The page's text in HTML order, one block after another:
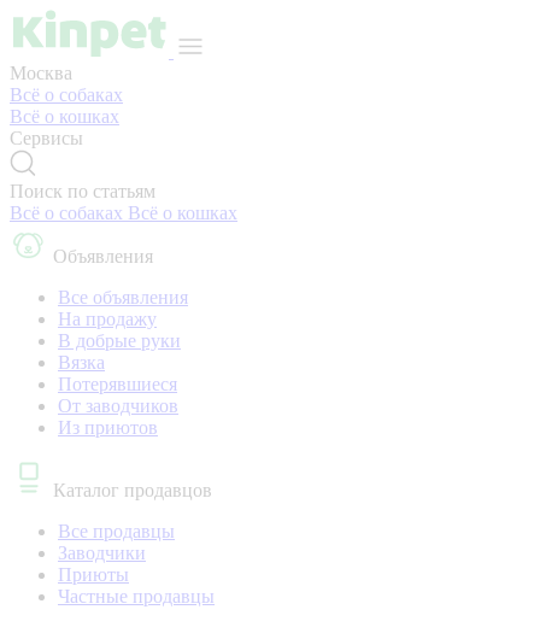
Москва
Всё о собаках
Всё о кошках
Сервисы
Поиск по статьям
Всё о собаках Всё о кошках
Объявления
Все объявления
На продажу
В добрые руки
Вязка
Потерявшиеся
От заводчиков
Из приютов
Каталог продавцов
Все продавцы
Заводчики
Приюты
Частные продавцы